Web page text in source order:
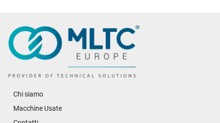
Chi siamo
Macchine Usate